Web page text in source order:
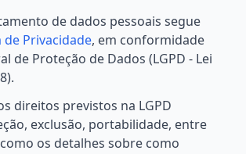
de dados pessoais segue
de Privacidade, em conformidade
de Proteção de Dados (LGPD - Lei
direitos previstos na LGPD
exclusão, portabilidade, entre
os detalhes sobre como